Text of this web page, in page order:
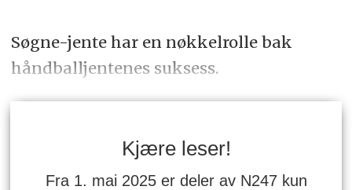
Søgne-jente har en nøkkelrolle bak
håndballjentenes suksess.
Kjære leser!
Fra 1. mai 2025 er deler av N247 kun